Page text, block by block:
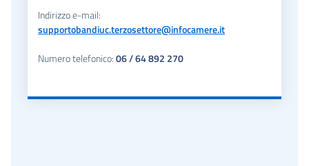
Indirizzo e-mail:
supportobandiuc.terzosettore@infocamere.it
Numero telefonico:06 / 64 892 270